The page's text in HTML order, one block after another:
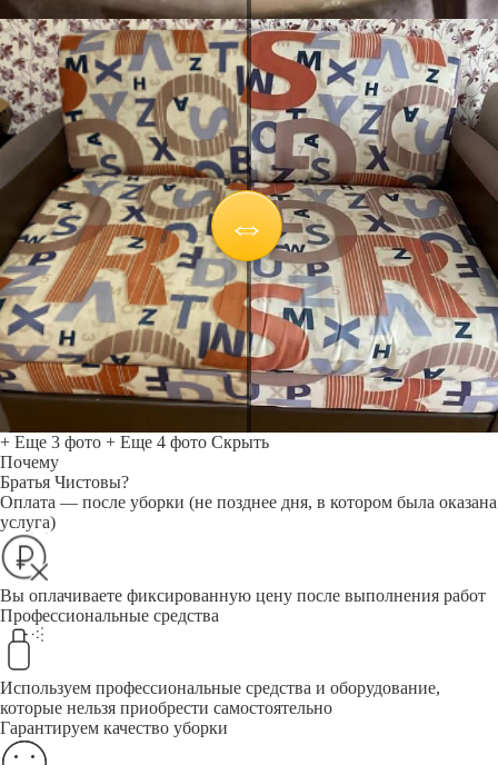
+ Еще 3 фото + Еще 4 фото Скрыть
Почему
Братья Чистовы?
Оплата — после уборки (не позднее дня, в котором была оказана
услуга)
Вы оплачиваете фиксированную цену после выполнения работ
Профессиональные средства
Используем профессиональные средства и оборудование,
которые нельзя приобрести самостоятельно
Гарантируем качество уборки